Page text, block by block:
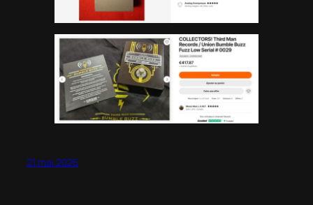
21 mai 2025